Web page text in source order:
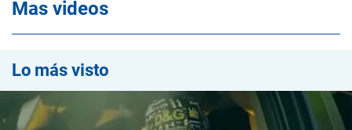
Mas videos
Lo más visto